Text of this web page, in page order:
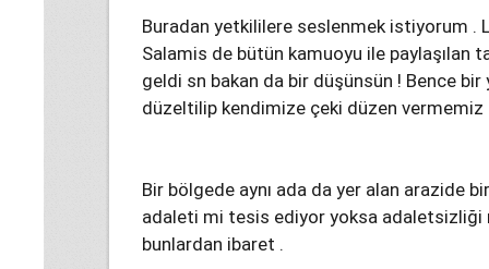
Buradan yetkililere seslenmek istiyorum .
Salamis de bütün kamuoyu ile paylaşılan
geldi sn bakan da bir düşünsün ! Bence
düzeltilip kendimize çeki düzen
Bir bölgede aynı ada da yer alan arazide
adaleti mi tesis ediyor yoksa
bunlardan ibaret .